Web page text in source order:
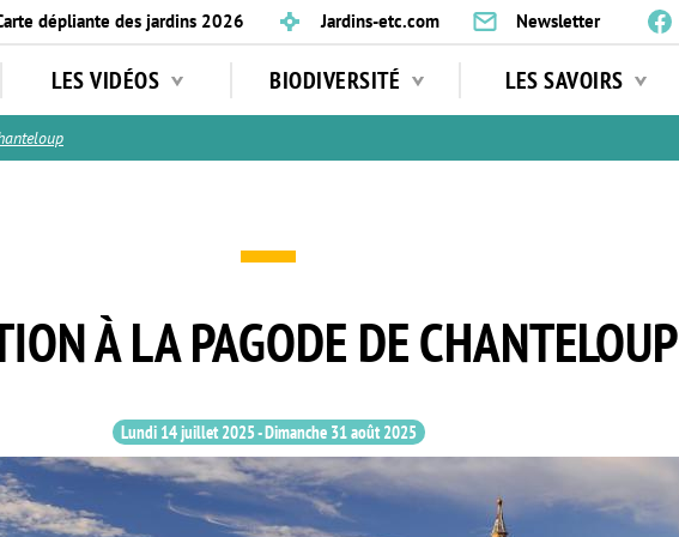
dépliante des jardins 2026 Jardins-etc.com Newsletter
LES VIDÉOS BIODIVERSITÉ LES SAVOIRS
À LA PAGODE DE CHANTELOUP
Lundi 14 juillet 2025-Dimanche 31 août 2025